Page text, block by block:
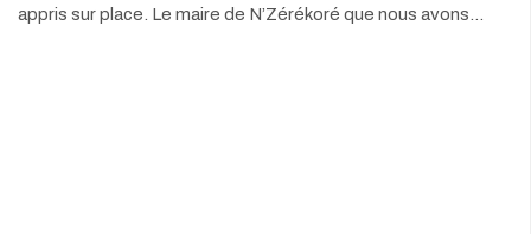
appris sur place. Le maire de N’Zérékoré que nous avons…